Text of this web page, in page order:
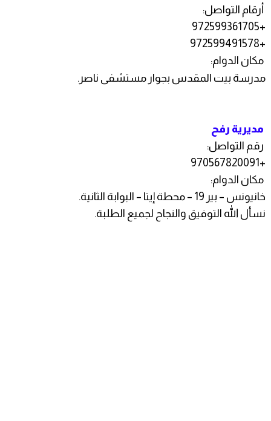
أرقام التواصل:
+972599361705
+972599491578
مكان الدوام:
مدرسة بيت المقدس بجوار مستشفى ناصر.
مديرية رفح
رقم التواصل:
+970567820091
مكان الدوام:
خانيونس – بير 19 – محطة إيتا – البوابة الثانية.
نسأل الله التوفيق والنجاح لجميع الطلبة.